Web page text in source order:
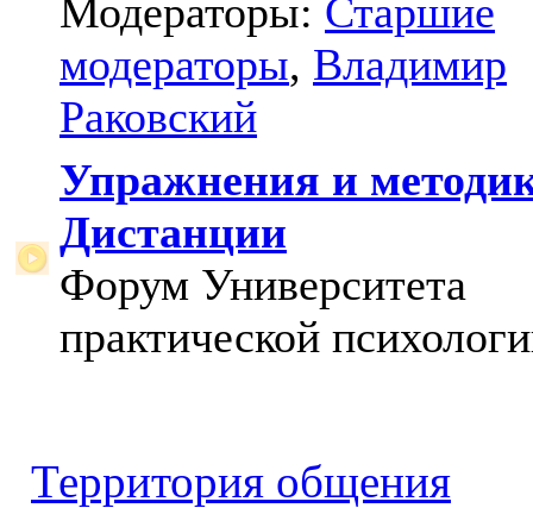
Модераторы: Старшие
модераторы, Владимир
Раковский
Упражнения и
Дистанции
Форум Университета
практической
Территория общения